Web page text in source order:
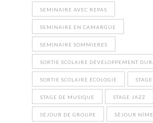
SEMINAIRE AVEC REPAS
SEMINAIRE EN CAMARGUE
SEMINAIRE SOMMIERES
SORTIE SCOLAIRE DÉVELOPPEMENT
SORTIE SCOLAIRE ÉCOLOGIE
STAGE DE MUSIQUE STAGE JAZZ
SÉJOUR DE GROUPE SÉJOUR